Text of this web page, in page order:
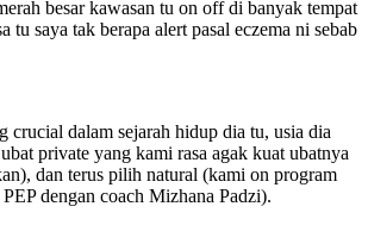
besar kawasan tu on off di banyak tempat
tu saya tak berapa alert pasal eczema ni sebab
crucial dalam sejarah hidup dia tu, usia dia
private yang kami rasa agak kuat ubatnya
dan terus pilih natural (kami on program
dengan coach Mizhana Padzi).